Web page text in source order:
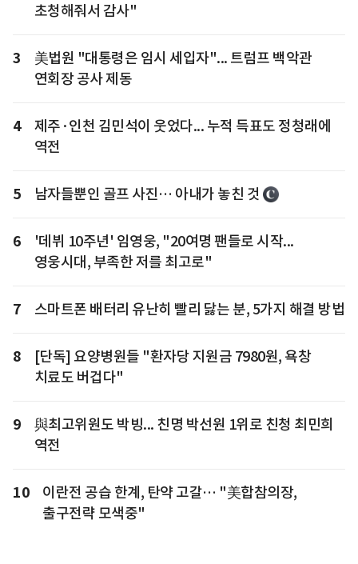
초청해줘서 감사"
3
美법원 "대통령은 임시 세입자"... 트럼프 백악관
연회장 공사 제동
4
제주·인천 김민석이 웃었다... 누적 득표도 정청래에
역전
5 남자들뿐인 골프 사진… 아내가 놓친 것
6
'데뷔 10주년' 임영웅, "20여명 팬들로 시작...
영웅시대, 부족한 저를 최고로"
7 스마트폰 배터리 유난히 빨리 닳는 분, 5가지 해결 방법
8
[단독] 요양병원들 "환자당 지원금 7980원, 욕창
치료도 버겁다"
9
與최고위원도 박빙... 친명 박선원 1위로 친청 최민희
역전
10
이란전 공습 한계, 탄약 고갈… "美합참의장,
출구전략 모색중"